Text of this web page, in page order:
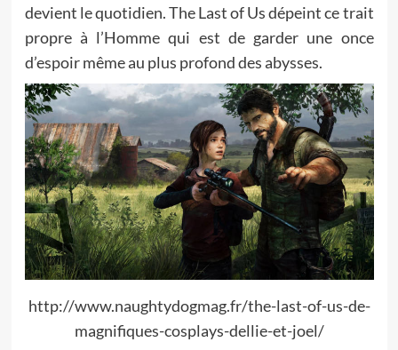
devient le quotidien. The Last of Us dépeint ce trait
propre à l’Homme qui est de garder une once
d’espoir même au plus profond des abysses.
http://www.naughtydogmag.fr/the-last-of-us-de-
magnifiques-cosplays-dellie-et-joel/